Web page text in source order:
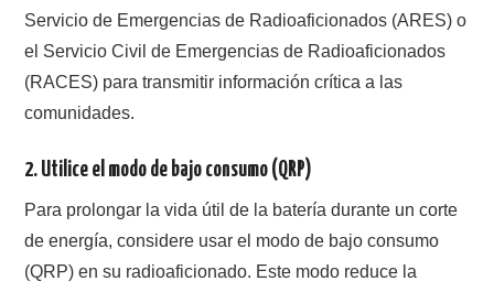
Servicio de Emergencias de Radioaficionados (ARES) o
el Servicio Civil de Emergencias de Radioaficionados
(RACES) para transmitir información crítica a las
comunidades.
2. Utilice el modo de bajo consumo (QRP)
Para prolongar la vida útil de la batería durante un corte
de energía, considere usar el modo de bajo consumo
(QRP) en su radioaficionado. Este modo reduce la